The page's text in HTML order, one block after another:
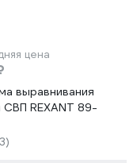
цена
выравнивания
СВП REXANT 89-